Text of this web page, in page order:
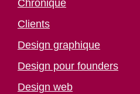
Chronique
Clients
Design graphique
Design pour founders
Design web